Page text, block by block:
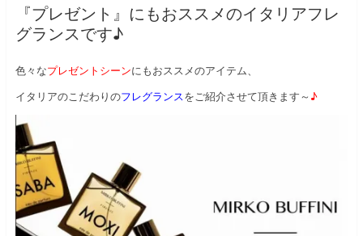
『プレゼント』にもおススメのイタリアフレ
グランスです♪
色々なプレゼントシーンにもおススメのアイテム、
イタリアのこだわりのフレグランスをご紹介させて頂きます～ ♪